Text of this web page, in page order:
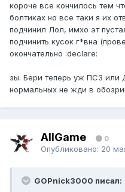
короче все кончилось тем
болтиках но все таки я их
подчинил Лол, имхо эт
подчинить кусок г*вна
окончательно :declare:
зы. Бери теперь уж ПС3 или
нормальных не жди в
AllGame 0
Опубликовано: 20
GOPnick3000 писал: